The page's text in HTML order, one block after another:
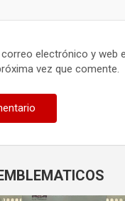
electrónico y web
vez que comente.